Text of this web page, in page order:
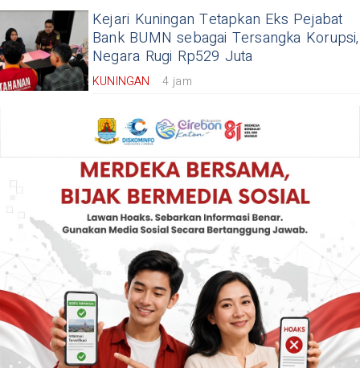
Kejari Kuningan Tetapkan Eks Pejabat
Bank BUMN sebagai Tersangka Korupsi,
Negara Rugi Rp529 Juta
KUNINGAN 4 jam